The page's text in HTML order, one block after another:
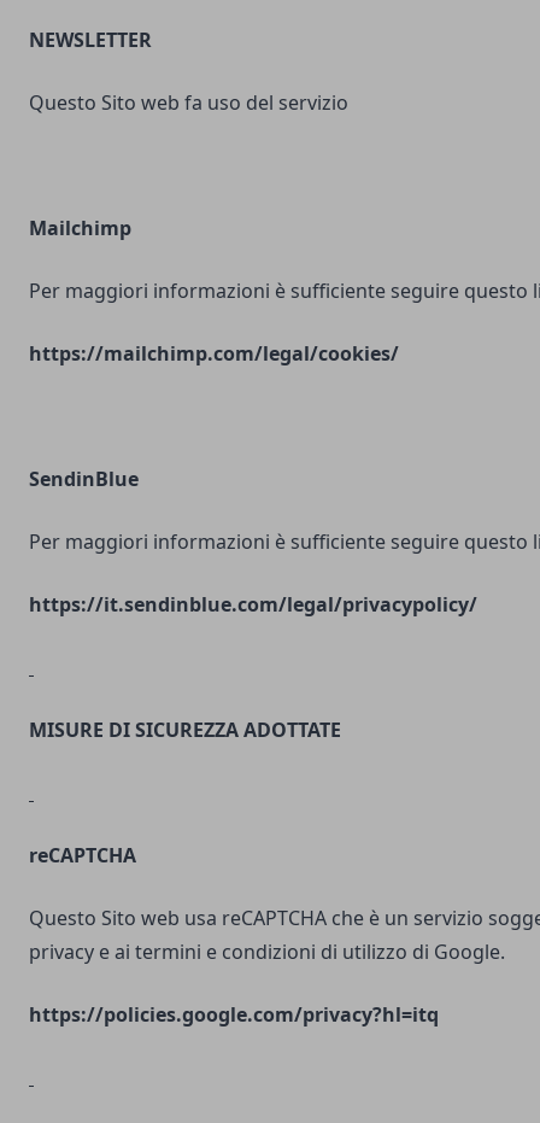
NEWSLETTER
Questo Sito web fa uso del servizio
Mailchimp
Per maggiori informazioni è sufficiente seguire questo
https://mailchimp.com/legal/cookies/
SendinBlue
Per maggiori informazioni è sufficiente seguire questo
https://it.sendinblue.com/legal/privacypolicy/
MISURE DI SICUREZZA ADOTTATE
reCAPTCHA
Questo Sito web usa reCAPTCHA che è un servizio
privacy e ai termini e condizioni di utilizzo di Google.
https://policies.google.com/privacy?hl=itq